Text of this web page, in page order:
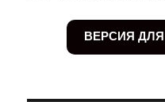
ВЕРСИЯ